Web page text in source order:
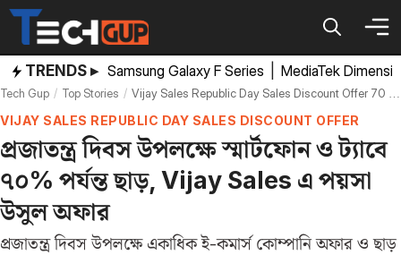
Skip
content
TRENDS ▸ Samsung Galaxy F Series MediaTek
Tech Gup Top Stories Vijay Sales Republic Day Sales Discount Offer 70 Percent Off On Smartphone Tablets
VIJAY SALES REPUBLIC DAY SALES DISCOUNT OFFER
প্রজাতন্ত্র দিবস উপলক্ষে স্মার্টফোন ও ট্যাবে
৭০% পর্যন্ত ছাড়, Vijay Sales এ পয়সা
উসুল অফার
প্রজাতন্ত্র দিবস উপলক্ষে একাধিক ই-কমার্স কোম্পানি অফার ও ছাড়